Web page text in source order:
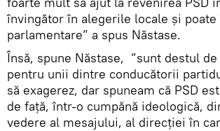
învingător în alegerile locale și
parlamentare” a spus Năstase.
Însă, spune Năstase, ”sunt destul
pentru unii dintre conducătorii
să exagerez, dar spuneam că PSD
de față, într-o cumpănă ideologică,
vedere al mesajului, al direcției în